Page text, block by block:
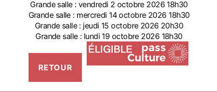
Grande salle : vendredi 2 octobre 2026 18h30
Grande salle : mercredi 14 octobre 2026 18h30
Grande salle : jeudi 15 octobre 2026 20h30
Grande salle : lundi 19 octobre 2026 18h30